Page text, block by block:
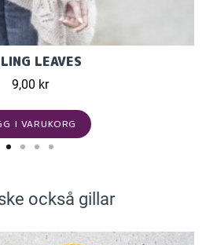
LEAVES
9,00 kr
I VARUKORG
också gillar